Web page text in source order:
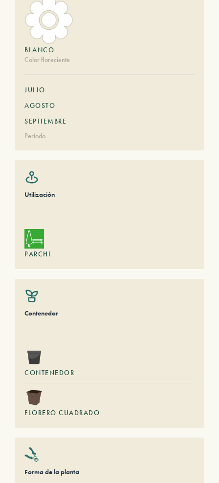
BLANCO
Color floreciente
JULIO
AGOSTO
SEPTIEMBRE
Período
Utilización
PARCHI
Contenedor
CONTENEDOR
FLORERO CUADRADO
Forma de la planta